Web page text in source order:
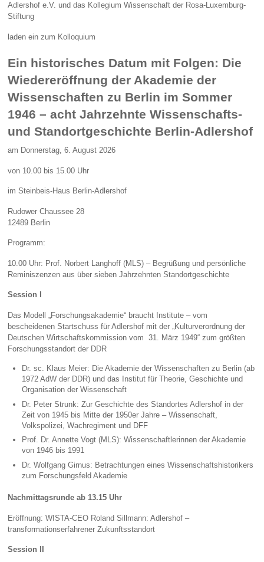
Adlershof e.V. und das Kollegium Wissenschaft der Rosa-Luxemburg-
Stiftung
laden ein zum Kolloquium
Ein historisches Datum mit Folgen: Die
Wiedereröffnung der Akademie der
Wissenschaften zu Berlin im Sommer
1946 – acht Jahrzehnte Wissenschafts-
und Standortgeschichte Berlin-Adlershof
am Donnerstag, 6. August 2026
von 10.00 bis 15.00 Uhr
im Steinbeis-Haus Berlin-Adlershof
Rudower Chaussee 28
12489 Berlin
Programm:
10.00 Uhr: Prof. Norbert Langhoff (MLS) – Begrüßung und persönliche
Reminiszenzen aus über sieben Jahrzehnten Standortgeschichte
Session I
Das Modell „Forschungsakademie“ braucht Institute – vom
bescheidenen Startschuss für Adlershof mit der „Kulturverordnung der
Deutschen Wirtschaftskommission vom 31. März 1949“ zum größten
Forschungsstandort der DDR
Dr. sc. Klaus Meier: Die Akademie der Wissenschaften zu Berlin (ab
1972 AdW der DDR) und das Institut für Theorie, Geschichte und
Organisation der Wissenschaft
Dr. Peter Strunk: Zur Geschichte des Standortes Adlershof in der
Zeit von 1945 bis Mitte der 1950er Jahre – Wissenschaft,
Volkspolizei, Wachregiment und DFF
Prof. Dr. Annette Vogt (MLS): Wissenschaftlerinnen der Akademie
von 1946 bis 1991
Dr. Wolfgang Girnus: Betrachtungen eines Wissenschaftshistorikers
zum Forschungsfeld Akademie
Nachmittagsrunde ab 13.15 Uhr
Eröffnung: WISTA-CEO Roland Sillmann: Adlershof –
transformationserfahrener Zukunftsstandort
Session II